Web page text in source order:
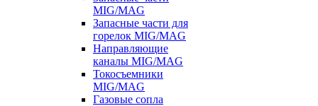
MIG/MAG
Запасные части для
горелок MIG/MAG
Направляющие
каналы MIG/MAG
Токосъемники
MIG/MAG
Газовые сопла